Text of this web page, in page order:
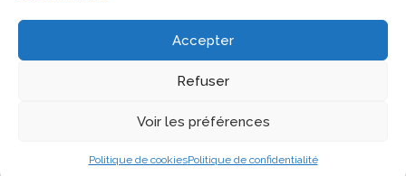
Accepter
Refuser
Voir les préférences
Politique de cookiesPolitique de confidentialité